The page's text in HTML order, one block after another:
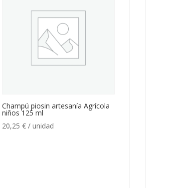
Champú piosin artesanía Agrícola
niños 125 ml
20,25€ / unidad